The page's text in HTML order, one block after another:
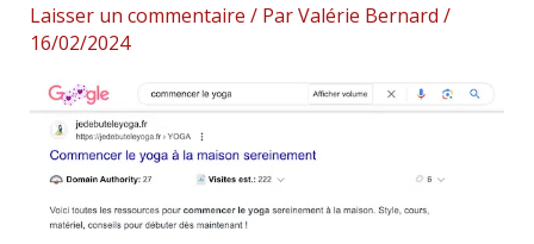
Laisser un commentaire / ParValérie Bernard /
16/02/2024